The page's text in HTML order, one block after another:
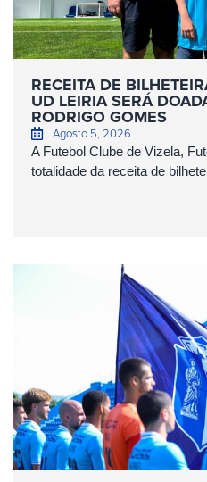
RECEITA DE
UD LEIRIA SERÁ
RODRIGO GOMES
Agosto 5, 2026
A Futebol Clube de Vizela,
totalidade da receita de